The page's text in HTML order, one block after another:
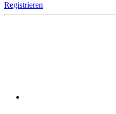
Registrieren